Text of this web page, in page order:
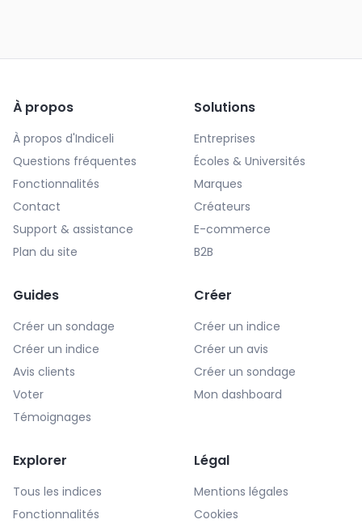
À propos
À propos d'Indiceli
Questions fréquentes
Fonctionnalités
Contact
Support & assistance
Plan du site
Solutions
Entreprises
Écoles & Universités
Marques
Créateurs
E-commerce
B2B
Guides
Créer un sondage
Créer un indice
Avis clients
Voter
Témoignages
Créer
Créer un indice
Créer un avis
Créer un sondage
Mon dashboard
Explorer
Tous les indices
Fonctionnalités
Légal
Mentions légales
Cookies